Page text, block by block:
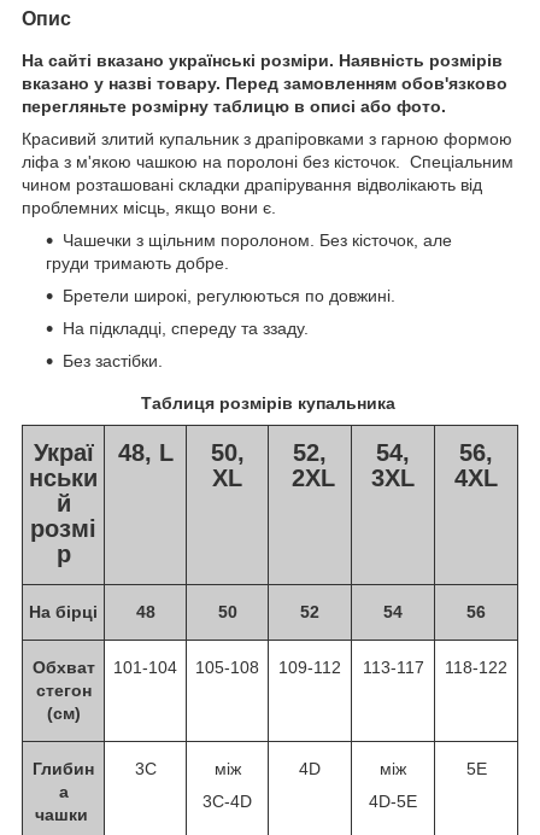
Опис
На сайті вказано українські розміри. Наявність розмірів
вказано у назві товару. Перед замовленням обов'язково
перегляньте розмірну таблицю в описі або фото.
Красивий злитий купальник з драпіровками з гарною формою
ліфа з м'якою чашкою на поролоні без кісточок. Спеціальним
чином розташовані складки драпірування відволікають від
проблемних місць, якщо вони є.
Чашечки з щільним поролоном. Без кісточок, але
груди тримають добре.
Бретели широкі, регулюються по довжині.
На підкладці, спереду та ззаду.
Без застібки.
Таблиця розмірів купальника
Украї
нськи
й
розмі
р
48, L
50,
XL
52,
2XL
54,
3XL
56,
4XL
На бірці 48 50 52 54 56
Обхват
стегон
(см)
101-104 105-108 109-112 113-117 118-122
Глибин
а
чашки
3C
між
3С-4D
4D
між
4D-5E
5E